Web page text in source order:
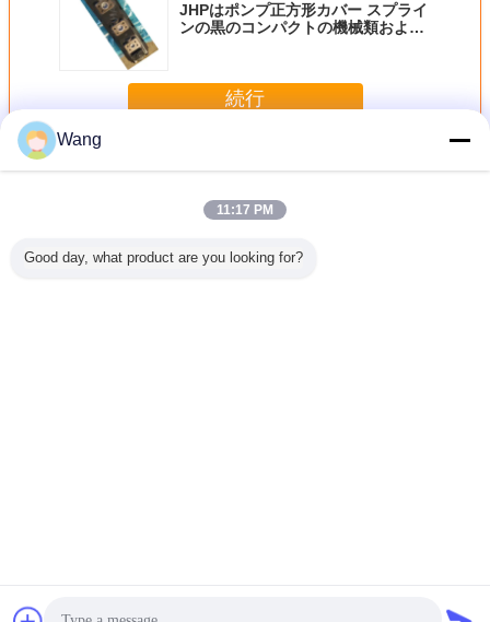
JHPはポンプ正方形カバー スプライ
ンの黒のコンパクトの機械類および
続行
多く積込み機の歯車ポンプ
Wang
11:17 PM
Good day, what product are you looking for?